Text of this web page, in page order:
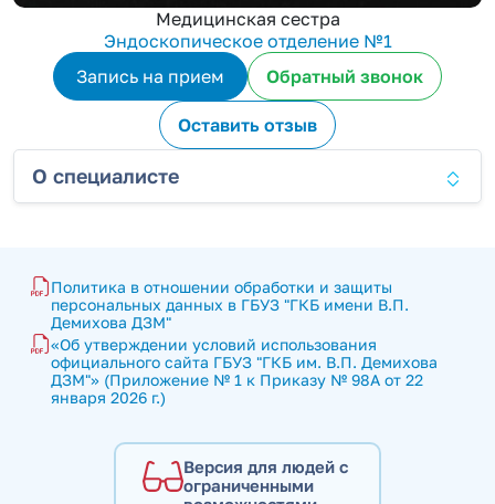
Медицинская сестра
Эндоскопическое отделение №1
Запись на прием
Обратный звонок
Оставить отзыв
О специалисте
Политика в отношении обработки и защиты
персональных данных в ГБУЗ "ГКБ имени В.П.
Демихова ДЗМ"
«Об утверждении условий использования
официального сайта ГБУЗ "ГКБ им. В.П. Демихова
ДЗМ"» (Приложение № 1 к Приказу № 98А от 22
января 2026 г.)
Версия для людей с
ограниченными